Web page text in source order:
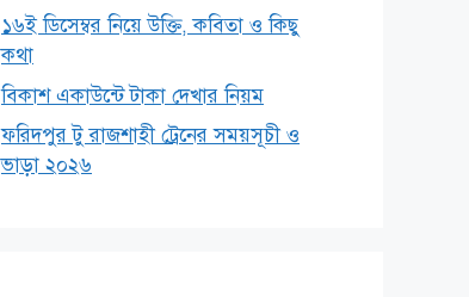
১৬ই ডিসেম্বর নিয়ে উক্তি, কবিতা ও কিছু
কথা
বিকাশ একাউন্টে টাকা দেখার নিয়ম
ফরিদপুর টু রাজশাহী ট্রেনের সময়সূচী ও
ভাড়া ২০২৬